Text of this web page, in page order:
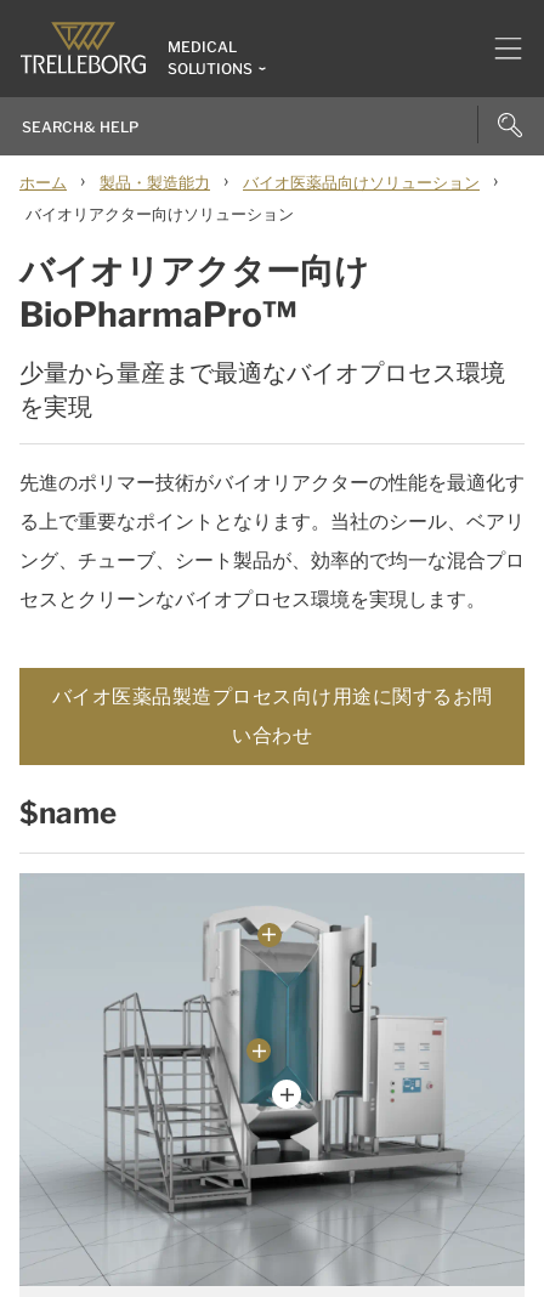
MEDICAL
SOLUTIONS
ホーム › 製品・製造能力 › バイオ医薬品向けソリューション ›
バイオリアクター向けソリューション
バイオリアクター向け
BioPharmaPro™
少量から量産まで最適なバイオプロセス環境
を実現
先進のポリマー技術がバイオリアクターの性能を最適化す
る上で重要なポイントとなります。当社のシール、ベアリ
ング、チューブ、シート製品が、効率的で均一な混合プロ
セスとクリーンなバイオプロセス環境を実現します。
バイオ医薬品製造プロセス向け用途に関するお問
い合わせ
$name